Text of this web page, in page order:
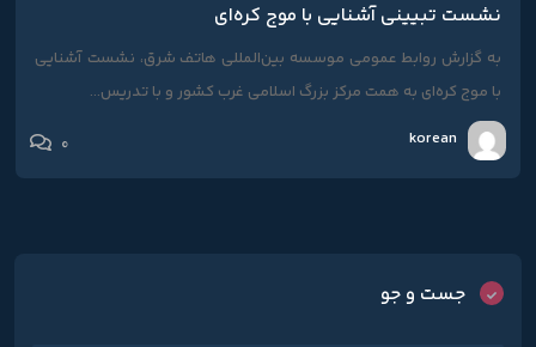
نشست تبیینی آشنایی با موج کره‌ای
به گزارش روابط عمومی موسسه بین‌المللی هاتف شرق، نشست آشنایی
با موج کره‌ای به همت مرکز بزرگ اسلامی غرب کشور و با تدریس...
korean
0
جست و جو